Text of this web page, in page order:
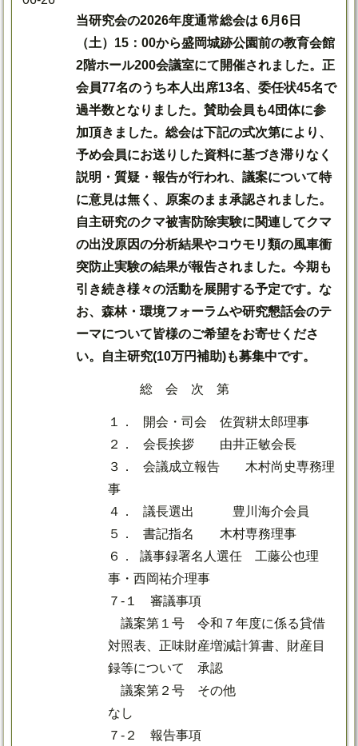
当研究会の2026年度通常総会は 6月6日
（土）15：00から盛岡城跡公園前の教育会館
2階ホール200会議室にて開催されました。正
会員77名のうち本人出席13名、委任状45名で
過半数となりました。賛助会員も4団体に参
加頂きました。総会は下記の式次第により、
予め会員にお送りした資料に基づき滞りなく
説明・質疑・報告が行われ、議案について特
に意見は無く、原案のまま承認されました。
自主研究のクマ被害防除実験に関連してクマ
の出没原因の分析結果やコウモリ類の風車衝
突防止実験の結果が報告されました。今期も
引き続き様々の活動を展開する予定です。な
お、森林・環境フォーラムや研究懇話会のテ
ーマについて皆様のご希望をお寄せくださ
い。自主研究(10万円補助)も募集中です。
総 会 次 第
１． 開会・司会 佐賀耕太郎理事
２． 会長挨拶 由井正敏会長
３． 会議成立報告 木村尚史専務理
事
４． 議長選出 豊川海介会員
５． 書記指名 木村専務理事
６． 議事録署名人選任 工藤公也理
事・西岡祐介理事
７-１ 審議事項
議案第１号 令和７年度に係る貸借
対照表、正味財産増減計算書、財産目
録等について 承認
議案第２号 その他
なし
７-２ 報告事項